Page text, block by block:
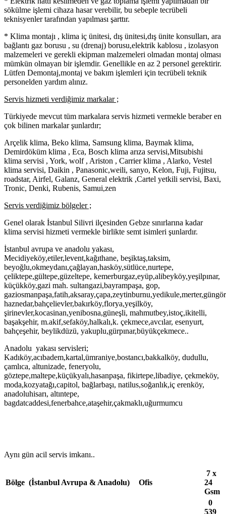
sökülme işlemi cihaza hasar verebilir, bu sebeple tecrübeli
teknisyenler tarafından yapılması şarttır.
* Klima montajı , klima iç ünitesi, dış ünitesi,dış ünite konsulları, ara
bağlantı gaz borusu , su (drenaj) borusu,elektrik kablosu , izolasyon
malzemeleri ve gerekli ekipman malzemeleri olmadan montaj olması
mümkün olmayan bir işlemdir. Genellikle en az 2 personel gerektirir.
Lütfen Demontaj,montaj ve bakım işlemleri için tecrübeli teknik
personelden yardım alınız.
Servis hizmeti verdiğimiz markalar ;
Türkiyede mevcut tüm markalara servis hizmeti vermekle beraber en
çok bilinen markalar şunlardır;
Arçelik klima, Beko klima, Samsung klima, Baymak klima,
Demirdöküm klima , Eca, Bosch klima arıza servisi,Mitsubishi
klima servisi , York, wolf , Ariston , Carrier klima , Alarko, Vestel
klima servisi, Daikin , Panasonic,weili, sanyo, Kelon, Fuji, Fujitsu,
roadstar, Airfel, Galanz, General elektrik ,Cartel yetkili servisi, Baxi,
Tronic, Denki, Rubenis, Samui,zen
Servis verdiğimiz bölgeler ;
Genel olarak İstanbul Silivri ilçesinden Gebze sınırlarına kadar
klima servisi hizmeti vermekle birlikte semt isimleri şunlardır.
İstanbul avrupa ve anadolu yakası,
Mecidiyeköy,etiler,levent,kağıthane, beşiktaş,taksim,
beyoğlu,okmeydanı,çağlayan,hasköy,sütlüce,nurtepe,
çeliktepe,gültepe,güzeltepe, kemerburgaz,eyüp,alibeyköy,yeşilpınar,
küçükköy,gazi mah. sultangazi,bayrampaşa, gop,
haznedar,bahçelievler,bakırköy,florya,yeşilköy,
şirinevler,kocasinan,yenibosna,güneşli, mahmutbey,istoç,ikitelli,
başakşehir, m.akif,sefaköy,halkalı,k. çekmece,avcılar, esenyurt,
bahçeşehir, beylikdüzü, yakuplu,gürpınar,büyükçekmece..
Anadolu yakası servisleri;
Kadıköy,acıbadem,kartal,ümraniye,bostancı,bakkalköy, dudullu,
çamlıca, altunizade, feneryolu,
göztepe,maltepe,küçükyalı,hasanpaşa, fikirtepe,libadiye, çekmeköy,
moda,kozyatağı,capitol, bağlarbaşı, natilus,soğanlık,iç erenköy,
anadoluhisarı, altıntepe,
bagdatcaddesi,fenerbahce,ataşehir,çakmaklı,uğurmumcu
Aynı gün acil servis imkanı..
Bölge (İstanbul Avrupa & Anadolu) Ofis
7 x
24
Gsm
0
539